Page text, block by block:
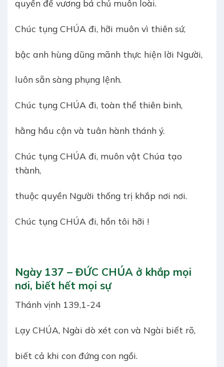
quyền đế vương bá chủ muôn loài.
Chúc tụng CHÚA đi, hỡi muôn vì thiên sứ,
bậc anh hùng dũng mãnh thực hiện lời Người,
luôn sẵn sàng phụng lệnh.
Chúc tụng CHÚA đi, toàn thể thiên binh,
hằng hầu cận và tuân hành thánh ý.
Chúc tụng CHÚA đi, muôn vật Chúa tạo
thành,
thuộc quyền Người thống trị khắp nơi nơi.
Chúc tụng CHÚA đi, hồn tôi hỡi !
Ngày 137 – ĐỨC CHÚA ở khắp mọi
nơi, biết hết mọi sự
Thánh vịnh 139,1-24
Lạy CHÚA, Ngài dò xét con và Ngài biết rõ,
biết cả khi con đứng con ngồi.